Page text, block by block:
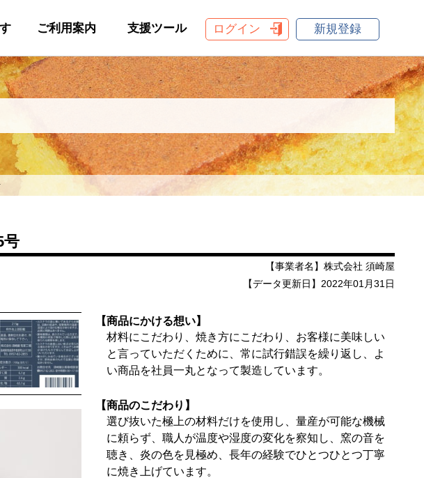
ご利用案内 支援ツール ログイン 新規登録
【事業者名】株式会社 須崎屋
【データ更新日】2022年01月31日
【商品にかける想い】
材料にこだわり、焼き方にこだわり、お客様に美味しい
と言っていただくために、常に試行錯誤を繰り返し、よ
い商品を社員一丸となって製造しています。
【商品のこだわり】
選び抜いた極上の材料だけを使用し、量産が可能な機械
に頼らず、職人が温度や湿度の変化を察知し、窯の音を
聴き、炎の色を見極め、長年の経験でひとつひとつ丁寧
に焼き上げています。